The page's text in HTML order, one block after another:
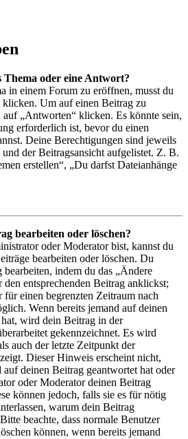
Thema oder eine Antwort?
in einem Forum zu eröffnen, musst du
klicken. Um auf einen Beitrag zu
auf „Antworten“ klicken. Es könnte sein,
erforderlich ist, bevor du einen
Deine Berechtigungen sind jeweils
der Beitragsansicht aufgelistet. Z. B.
erstellen“, „Du darfst Dateianhänge
bearbeiten oder löschen?
oder Moderator bist, kannst du
bearbeiten oder löschen. Du
bearbeiten, indem du das „Ändere
entsprechenden Beitrag anklickst;
für einen begrenzten Zeitraum nach
Wenn bereits jemand auf deinen
wird dein Beitrag in der
gekennzeichnet. Es wird
auch der letzte Zeitpunkt der
Dieser Hinweis erscheint nicht,
deinen Beitrag geantwortet hat oder
oder Moderator deinen Beitrag
können jedoch, falls sie es für nötig
warum dein Beitrag
beachte, dass normale Benutzer
können, wenn bereits jemand